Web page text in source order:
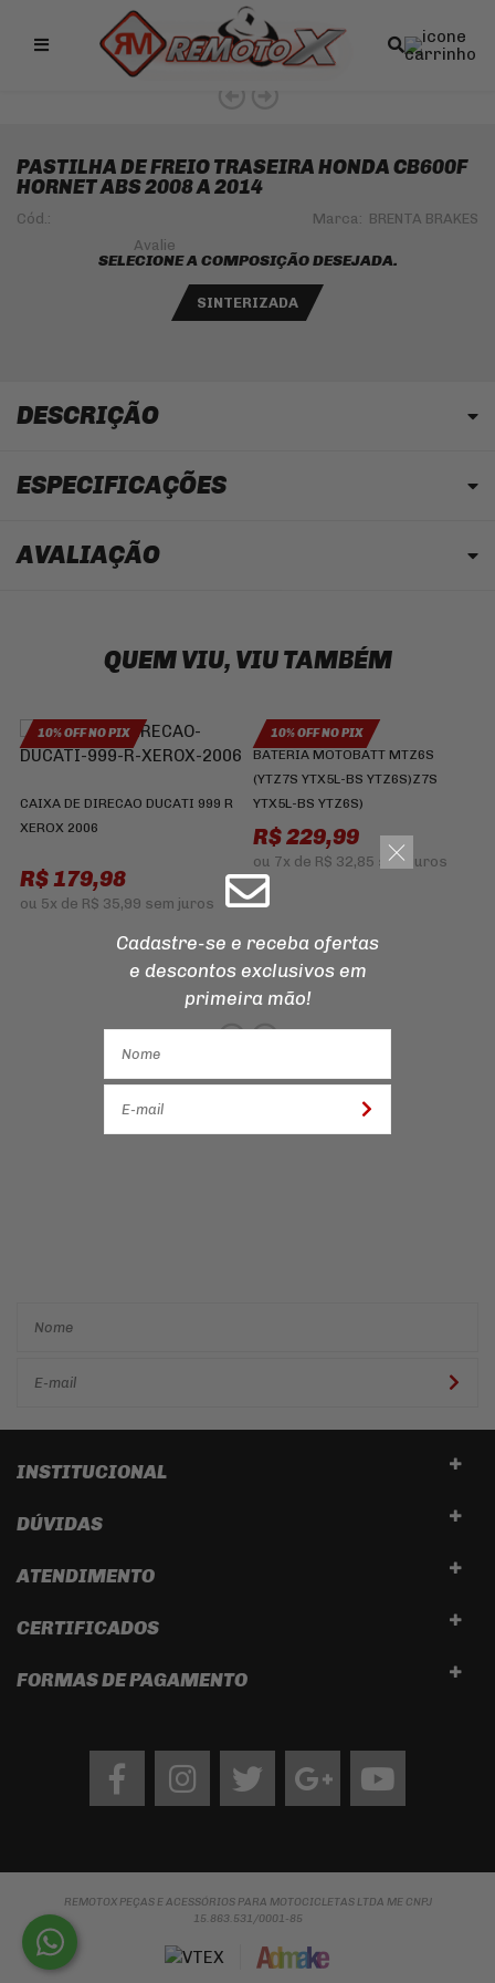
Remotox
10% OFF NO PIX
PASTILHA DE FREIO TRASEIRA HONDA CB600F
HORNET ABS 2008 A 2014
Cód.: Marca: BRENTA BRAKES
SELECIONE A COMPOSIÇÃO DESEJADA.
SINTERIZADA
DESCRIÇÃO
ESPECIFICAÇÕES
AVALIAÇÃO
QUEM VIU, VIU TAMBÉM
10% OFF NO PIX
CAIXA DE DIRECAO DUCATI 999 R
XEROX 2006
R$ 179,98
ou 5x de R$ 35,99 sem juros
10% OFF NO PIX
BATERIA MOTOBATT MTZ6S
(YTZ7S YTX5L-BS YTZ6S)Z7S
YTX5L-BS YTZ6S)
R$ 229,99
ou 7x de R$ 32,85 sem juros
INSTITUCIONAL
DÚVIDAS
ATENDIMENTO
CERTIFICADOS
FORMAS DE PAGAMENTO
FacebookInstagram twitter googleYoutube
REMOTOX PEÇAS E ACESSÓRIOS PARA MOTOCICLETAS LTDA ME CNPJ
15.863.531/0001-85
Cadastre-se e receba ofertas
e descontos exclusivos em
primeira mão!